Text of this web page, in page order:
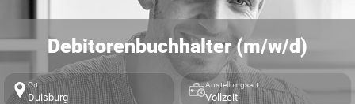
Debitorenbuchhalter (m/w/d)
Ort
Duisburg
Anstellungsart
Vollzeit